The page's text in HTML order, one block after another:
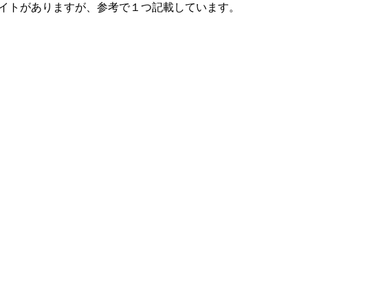
がありますが、参考で１つ記載しています。